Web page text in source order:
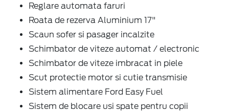
Reglare automata faruri
Roata de rezerva Aluminium 17"
Scaun sofer si pasager incalzite
Schimbator de viteze automat / electronic
Schimbator de viteze imbracat in piele
Scut protectie motor si cutie transmisie
Sistem alimentare Ford Easy Fuel
Sistem de blocare usi spate pentru copii